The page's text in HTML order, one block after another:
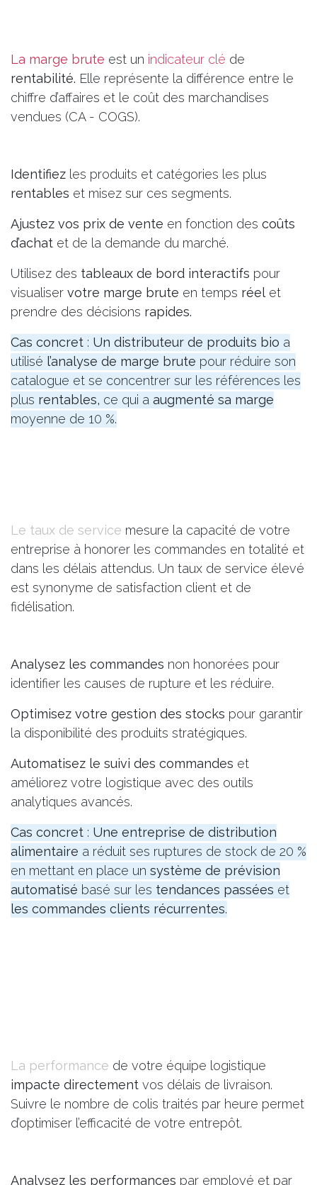
La marge brute est un indicateur clé de
rentabilité. Elle représente la différence entre le
chiffre d’affaires et le coût des marchandises
vendues (CA - COGS).
Identifiez les produits et catégories les plus
rentables et misez sur ces segments.
Ajustez vos prix de vente en fonction des coûts
d’achat et de la demande du marché.
Utilisez des tableaux de bord interactifs pour
visualiser votre marge brute en temps réel et
prendre des décisions rapides.
Cas concret : Un distributeur de produits bio a
utilisé l’analyse de marge brute pour réduire son
catalogue et se concentrer sur les références les
plus rentables, ce qui a augmenté sa marge
moyenne de 10 %.
Le taux de service mesure la capacité de votre
entreprise à honorer les commandes en totalité et
dans les délais attendus. Un taux de service élevé
est synonyme de satisfaction client et de
fidélisation.
Analysez les commandes non honorées pour
identifier les causes de rupture et les réduire.
Optimisez votre gestion des stocks pour garantir
la disponibilité des produits stratégiques.
Automatisez le suivi des commandes et
améliorez votre logistique avec des outils
analytiques avancés.
Cas concret : Une entreprise de distribution
alimentaire a réduit ses ruptures de stock de 20 %
en mettant en place un système de prévision
automatisé basé sur les tendances passées et
les commandes clients récurrentes.
La performance de votre équipe logistique
impacte directement vos délais de livraison.
Suivre le nombre de colis traités par heure permet
d’optimiser l’efficacité de votre entrepôt.
Analysez les performances par employé et par